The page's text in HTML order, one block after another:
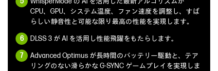
CPU、GPU、システム温度、ファン速度を調整し、すば
らしい静音性と可能な限り最高の性能を実現します。
DLSS 3 が AI を活用し性能飛躍をもたらします。
Advanced Optimus が長時間のバッテリー駆動と、テア
リングのない滑らかな G-SYNC ゲームプレイを実現しま